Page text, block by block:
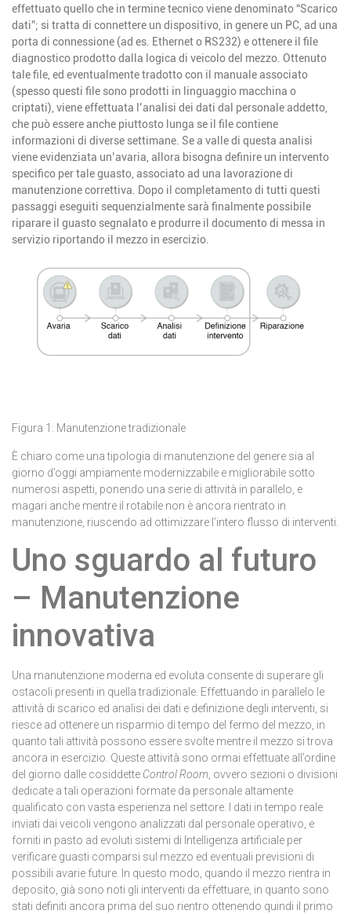
effettuato quello che in termine tecnico viene denominato “Scarico
dati”; si tratta di connettere un dispositivo, in genere un PC, ad una
porta di connessione (ad es. Ethernet o RS232) e ottenere il file
diagnostico prodotto dalla logica di veicolo del mezzo. Ottenuto
tale file, ed eventualmente tradotto con il manuale associato
(spesso questi file sono prodotti in linguaggio macchina o
criptati), viene effettuata l’analisi dei dati dal personale addetto,
che può essere anche piuttosto lunga se il file contiene
informazioni di diverse settimane. Se a valle di questa analisi
viene evidenziata un’avaria, allora bisogna definire un intervento
specifico per tale guasto, associato ad una lavorazione di
manutenzione correttiva. Dopo il completamento di tutti questi
passaggi eseguiti sequenzialmente sarà finalmente possibile
riparare il guasto segnalato e produrre il documento di messa in
servizio riportando il mezzo in esercizio.
Figura 1: Manutenzione tradizionale
È chiaro come una tipologia di manutenzione del genere sia al
giorno d’oggi ampiamente modernizzabile e migliorabile sotto
numerosi aspetti, ponendo una serie di attività in parallelo, e
magari anche mentre il rotabile non è ancora rientrato in
manutenzione, riuscendo ad ottimizzare l’intero flusso di interventi.
Uno sguardo al futuro
– Manutenzione
innovativa
Una manutenzione moderna ed evoluta consente di superare gli
ostacoli presenti in quella tradizionale. Effettuando in parallelo le
attività di scarico ed analisi dei dati e definizione degli interventi, si
riesce ad ottenere un risparmio di tempo del fermo del mezzo, in
quanto tali attività possono essere svolte mentre il mezzo si trova
ancora in esercizio. Queste attività sono ormai effettuate all’ordine
del giorno dalle cosiddette Control Room, ovvero sezioni o divisioni
dedicate a tali operazioni formate da personale altamente
qualificato con vasta esperienza nel settore. I dati in tempo reale
inviati dai veicoli vengono analizzati dal personale operativo, e
forniti in pasto ad evoluti sistemi di Intelligenza artificiale per
verificare guasti comparsi sul mezzo ed eventuali previsioni di
possibili avarie future. In questo modo, quando il mezzo rientra in
deposito, già sono noti gli interventi da effettuare, in quanto sono
stati definiti ancora prima del suo rientro ottenendo quindi il primo